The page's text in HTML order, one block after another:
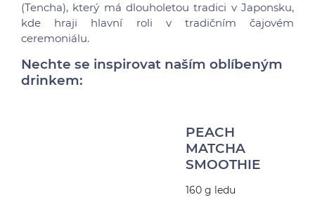
(Tencha), který má dlouholetou tradici v Japonsku,
kde hraji hlavní roli v tradičním čajovém
ceremoniálu.
Nechte se inspirovat naším oblíbeným
drinkem:
PEACH
MATCHA
SMOOTHIE
160 g ledu